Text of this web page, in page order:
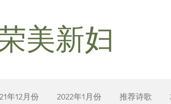
美新妇
年12月份 2022年1月份 推荐诗歌